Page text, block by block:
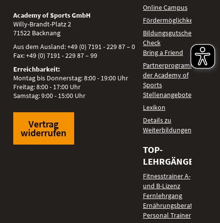
Academy of Sports GmbH
Willy-Brandt-Platz 2
71522 Backnang
Aus dem Ausland:+49 (0) 7191 - 229 87 – 0
Fax:+49 (0) 7191 - 229 87 – 99
Erreichbarkeit:
Montag bis Donnerstag: 8:00 - 19:00 Uhr
Freitag: 8:00 - 17:00 Uhr
Samstag: 9:00 - 15:00 Uhr
Vertrag
widerrufen
Online Campus
Fördermöglichkeiten
Bildungsgutschein
Check
Bring a Friend
Partnerprogramm
der Academy of
Sports
Stellenangebote
Lexikon
Details zu
Weiterbildungen
TOP-
LEHRGÄNGE
Fitnesstrainer A-
und B-Lizenz
Fernlehrgang
Ernährungsberater
Personal Trainer